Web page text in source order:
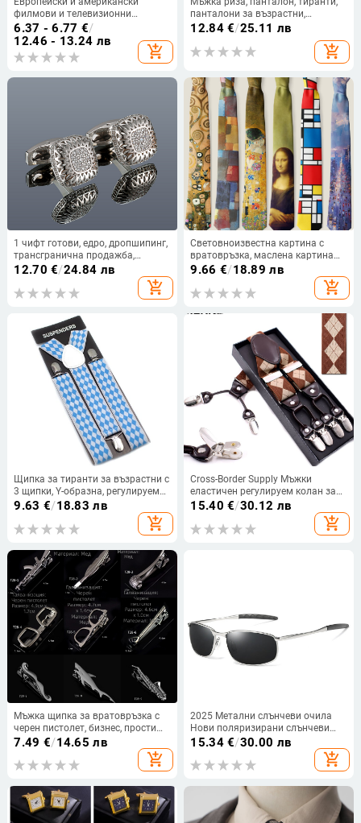
филмови и телевизионни
периферни устройства, Супермен,
Батман, копчета за ръкавели,
мъжка бизнес френска риза,
щипки за маншети, щипка за
6.37 - 6.77 €/
12.46 - 13.24 лв
add_shopping_cart
панталони за възрастни,
еластични тиранти, мъжки
неплъзгащи се тиранти,
12.84€/25.11 лв
add_shopping_cart
1 чифт готови, едро, дропшипинг,
трансгранична продажба,
горещи продажби, прости,
инкрустирани циркони, сребърни
риза с ръкав
12.70 €/24.84 лв
add_shopping_cart
Световноизвестна картина с
вратовръзка, маслена картина
Ван Гог 8 см, оригинална мъжка и
дамска модна печатна ретро
вратовръзка, външна търговия
9.66 €/18.89 лв
add_shopping_cart
Щипка за тиранти за възрастни с
3 щипки, Y-образна, регулируема,
жакардова карирана, за дънки,
9.63 €/18.83 лв
add_shopping_cart
Cross-Border Supply Мъжки
еластичен регулируем колан за
възрастни с 6 щипки, еластичен
регулируем жакардов кариран
тиранти
15.40 €/30.12 лв
add_shopping_cart
Мъжка щипка за вратовръзка с
черен пистолет, бизнес, прости
очила, тръба, форма на котва,
корейски стил, сигурност, медна
щипка за вратовръзка
7.49 €/14.65 лв
add_shopping_cart
2025 Метални слънчеви очила
Нови поляризирани слънчеви
очила Мъжки слънчеви очила за
шофиране Огледала Очила
15.34€/30.00 лв
add_shopping_cart